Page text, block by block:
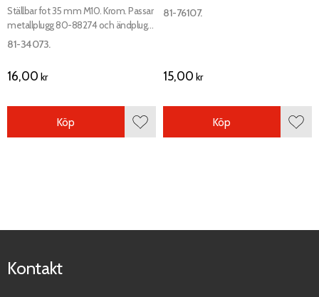
Ställbar fot 35 mm M10. Krom. Passar
metallplugg 80-88274 och ändplugg
80-88189.
81-34073.
16,00 kr
Lägg till i favoriter
Köp
81-76107.
15,00 kr
Köp
Kontakt